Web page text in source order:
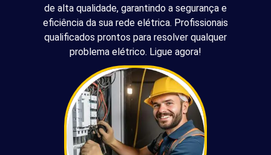
de alta qualidade, garantindo a segurança e
eficiência da sua rede elétrica. Profissionais
qualificados prontos para resolver qualquer
problema elétrico. Ligue agora!